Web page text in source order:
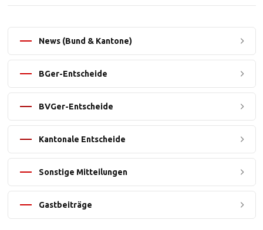
News (Bund & Kantone)
BGer-Entscheide
BVGer-Entscheide
Kantonale Entscheide
Sonstige Mitteilungen
Gastbeiträge